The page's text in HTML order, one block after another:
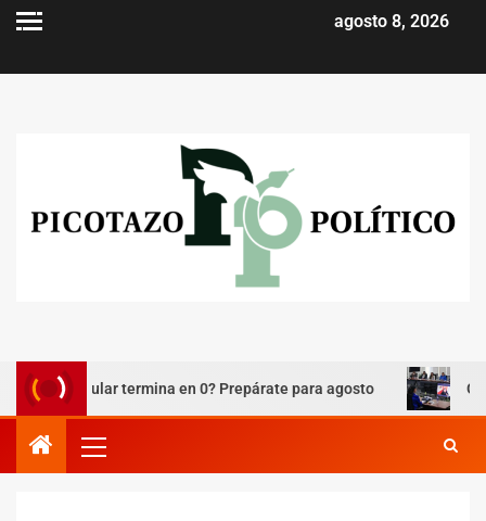
agosto 8, 2026
celular termina en 0? Prepárate para agosto Godoy: